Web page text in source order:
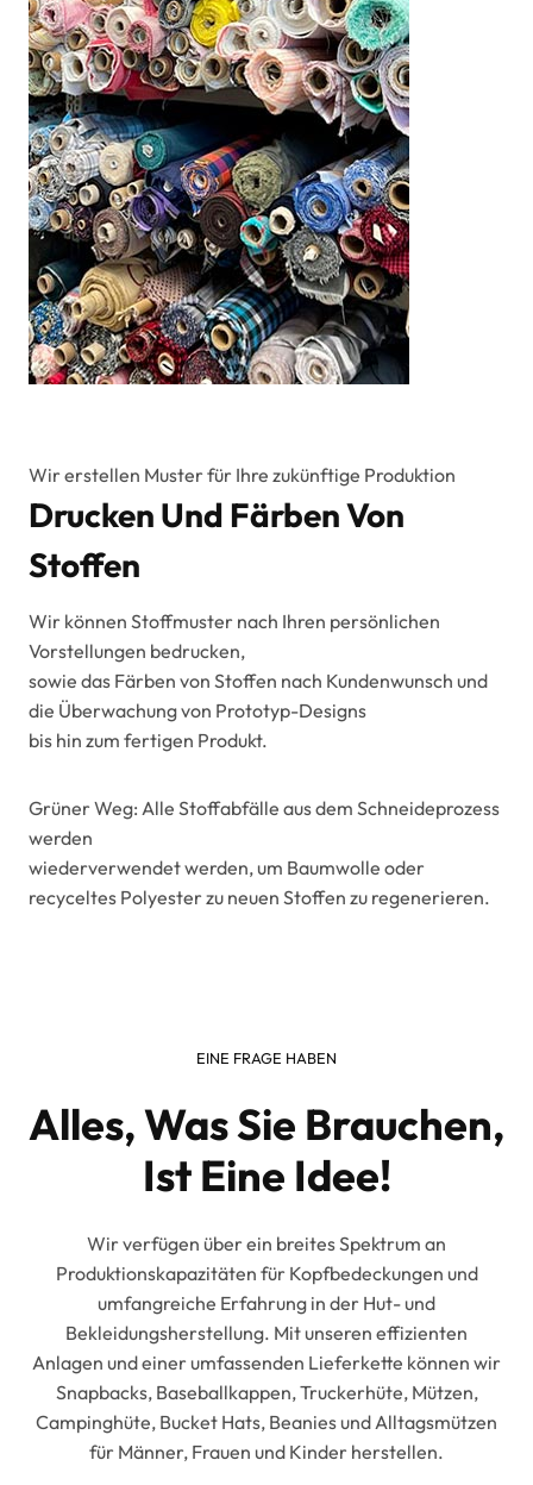
Wir erstellen Muster für Ihre zukünftige Produktion
Drucken Und Färben Von
Stoffen
Wir können Stoffmuster nach Ihren persönlichen
Vorstellungen bedrucken,
sowie das Färben von Stoffen nach Kundenwunsch und
die Überwachung von Prototyp-Designs
bis hin zum fertigen Produkt.
Grüner Weg: Alle Stoffabfälle aus dem Schneideprozess
werden
wiederverwendet werden, um Baumwolle oder
recyceltes Polyester zu neuen Stoffen zu regenerieren.
EINE FRAGE HABEN
Alles, Was Sie Brauchen,
Ist Eine Idee!
Wir verfügen über ein breites Spektrum an
Produktionskapazitäten für Kopfbedeckungen und
umfangreiche Erfahrung in der Hut- und
Bekleidungsherstellung. Mit unseren effizienten
Anlagen und einer umfassenden Lieferkette können wir
Snapbacks, Baseballkappen, Truckerhüte, Mützen,
Campinghüte, Bucket Hats, Beanies und Alltagsmützen
für Männer, Frauen und Kinder herstellen.